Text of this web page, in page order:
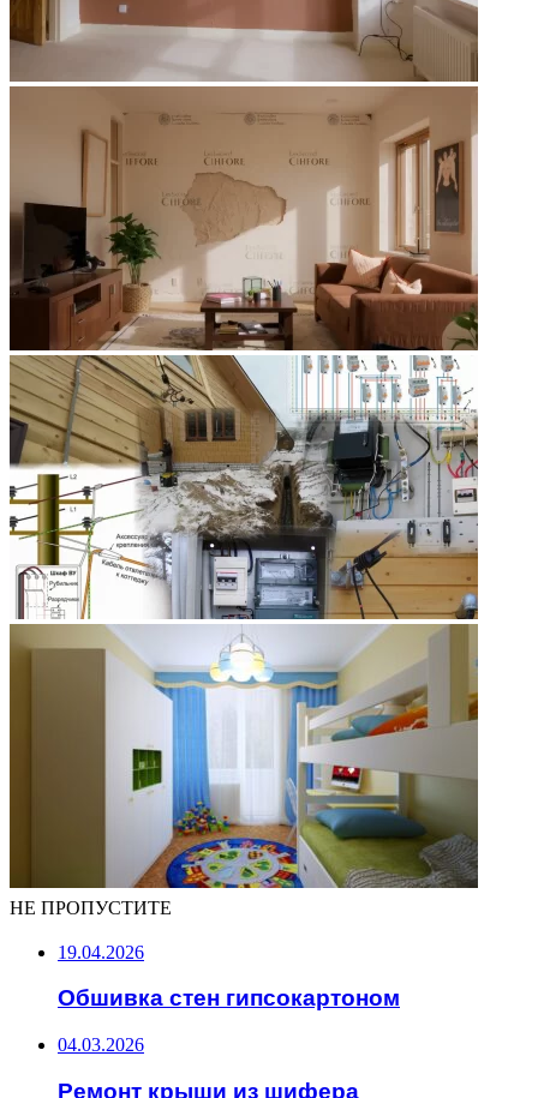
НЕ ПРОПУСТИТЕ
19.04.2026
Обшивка стен гипсокартоном
04.03.2026
Ремонт крыши из шифера